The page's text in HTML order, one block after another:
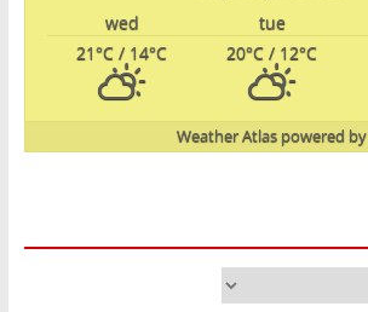
tue
wed
20°C / 12°C
21°C / 14°C
powered by
Weather Atlas